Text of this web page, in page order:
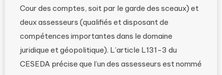
Cour des comptes, soit par le garde des sceaux) et
deux assesseurs (qualifiés et disposant de
compétences importantes dans le domaine
juridique et géopolitique). L’article L131-3 du
CESEDA précise que l’un des assesseurs est nommé